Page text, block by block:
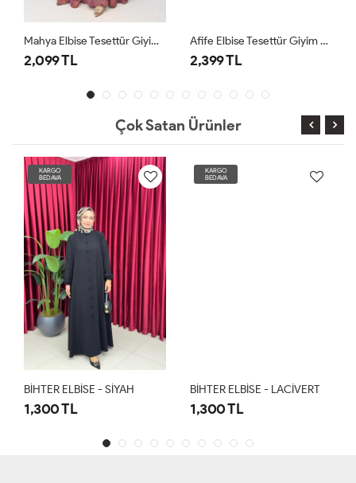
Mahya Elbise Tesettür Giyim Bordo
2,099 TL
Afife Elbise Tesettür Giyim Lacivert
2,399 TL
Çok Satan Ürünler
KARGO
BEDAVA
BİHTER ELBİSE - SİYAH
1,300 TL
KARGO
BEDAVA
BİHTER ELBİSE - LACİVERT
1,300 TL